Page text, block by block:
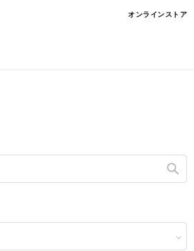
オンラインストア